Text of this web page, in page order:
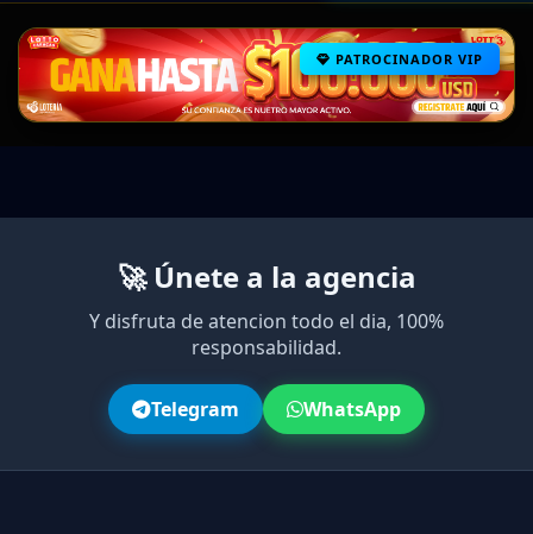
PATROCINADOR VIP
🚀 Únete a la agencia
Y disfruta de atencion todo el dia, 100%
responsabilidad.
Telegram WhatsApp